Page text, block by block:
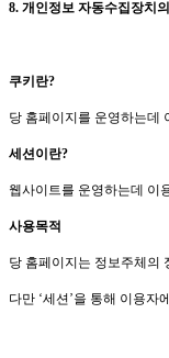
8. 개인정보 자동수집장치
쿠키란?
당 홈페이지를 운영하는데
세션이란?
웹사이트를 운영하는데 이
사용목적
당 홈페이지는 정보주체의
다만 ‘세션’을 통해 이용